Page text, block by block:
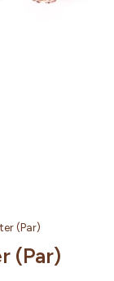
(Par)
(Par)